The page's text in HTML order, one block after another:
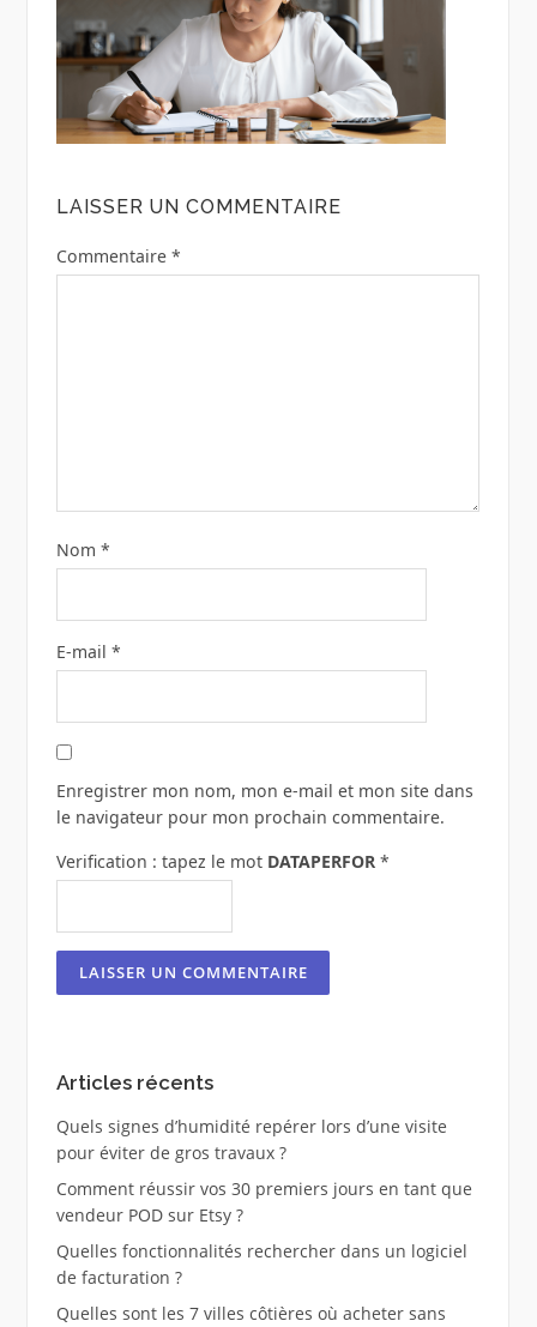
LAISSER UN COMMENTAIRE
Commentaire *
Nom *
E-mail *
Enregistrer mon nom, mon e-mail et mon site dans
le navigateur pour mon prochain commentaire.
Verification : tapez le mot DATAPERFOR *
Articles récents
Quels signes d’humidité repérer lors d’une visite
pour éviter de gros travaux ?
Comment réussir vos 30 premiers jours en tant que
vendeur POD sur Etsy ?
Quelles fonctionnalités rechercher dans un logiciel
de facturation ?
Quelles sont les 7 villes côtières où acheter sans